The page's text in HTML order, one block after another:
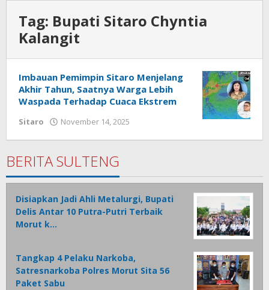
Tag: Bupati Sitaro Chyntia
Kalangit
Imbauan Pemimpin Sitaro Menjelang
Akhir Tahun, Saatnya Warga Lebih
Waspada Terhadap Cuaca Ekstrem
Sitaro November 14, 2025
BERITA SULTENG
Disiapkan Jadi Ahli Metalurgi, Bupati
Delis Antar 10 Putra-Putri Terbaik
Morut k…
Tangkap 4 Pelaku Narkoba,
Satresnarkoba Polres Morut Sita 56
Paket Sabu